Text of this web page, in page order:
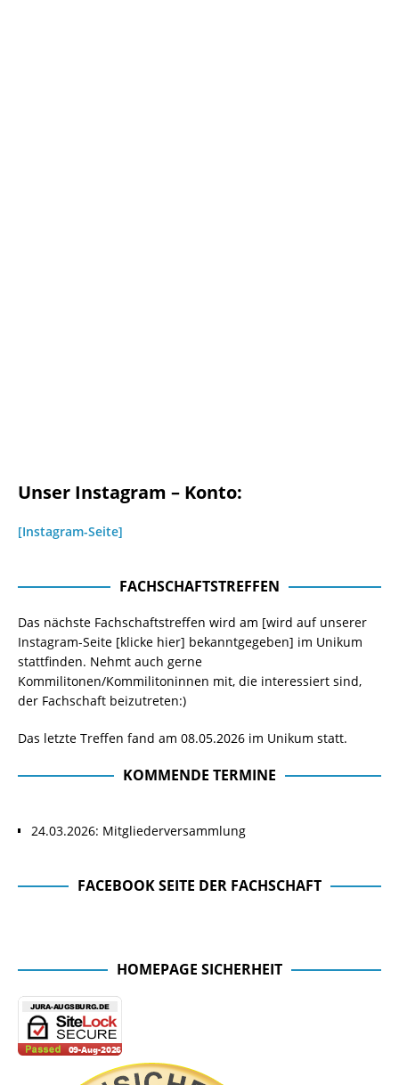
Unser Instagram – Konto:
[Instagram-Seite]
FACHSCHAFTSTREFFEN
Das nächste Fachschaftstreffen wird am [wird auf unserer
Instagram-Seite [klicke hier] bekanntgegeben] im Unikum
stattfinden. Nehmt auch gerne
Kommilitonen/Kommilitoninnen mit, die interessiert sind,
der Fachschaft beizutreten:)
Das letzte Treffen fand am 08.05.2026 im Unikum statt.
KOMMENDE TERMINE
24.03.2026: Mitgliederversammlung
FACEBOOK SEITE DER FACHSCHAFT
HOMEPAGE SICHERHEIT